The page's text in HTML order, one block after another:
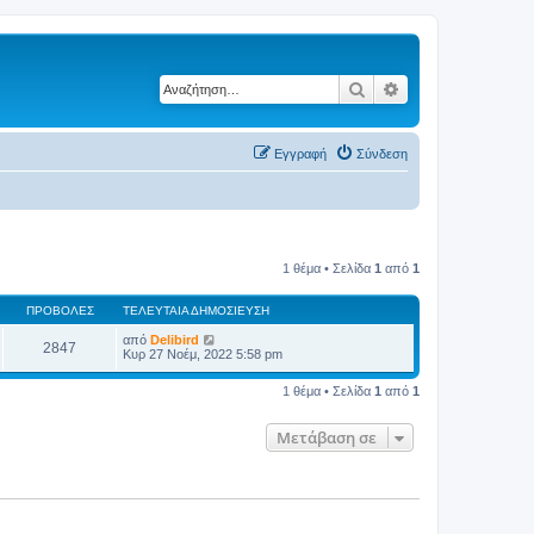
Αναζήτηση
Σύνδεση
Εγγραφή
1 θέμα • Σελίδα 1 από 1
ΠΡΟΒΟΛΈΣ ΤΕΛΕΥΤΑΊΑ ΔΗΜΟΣΊΕΥΣΗ
2847 από Delibird
Κυρ 27 Νοέμ, 2022 5:58 pm
1 θέμα • Σελίδα 1 από 1
Μετάβαση σε